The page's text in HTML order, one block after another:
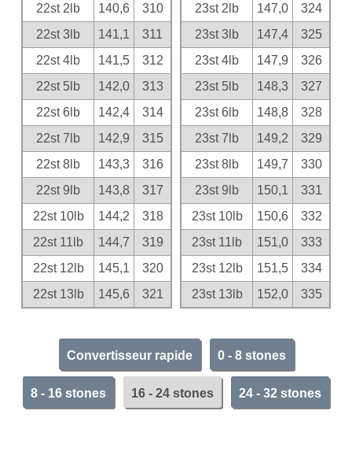
22st 2lb
140,6
310
22st 3lb
141,1
311
22st 4lb
141,5
312
22st 5lb
142,0
313
22st 6lb
142,4
314
22st 7lb
142,9
315
22st 8lb
143,3
316
22st 9lb
143,8
317
22st 10lb
144,2
318
22st 11lb
144,7
319
22st 12lb
145,1
320
22st 13lb
145,6 321
23st 2lb
147,0
324
23st 3lb
147,4
325
23st 4lb
147,9
326
23st 5lb
148,3
327
23st 6lb
148,8
328
23st 7lb
149,2
329
23st 8lb
149,7
330
23st 9lb
150,1
331
23st 10lb
150,6
332
23st 11lb
151,0
333
23st 12lb
151,5
334
23st 13lb
152,0 335
Convertisseur rapide 0 - 8 stones
8 - 16 stones 16 - 24 stones 24 - 32 stones